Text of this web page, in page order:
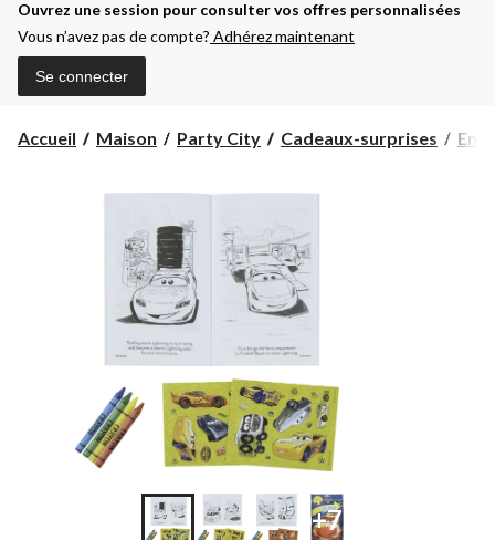
Ouvrez une session pour consulter vos offres personnalisées
Vous n’avez pas de compte? Adhérez maintenant
Se connecter
Accueil Maison Party City Cadeaux-surprises
+7